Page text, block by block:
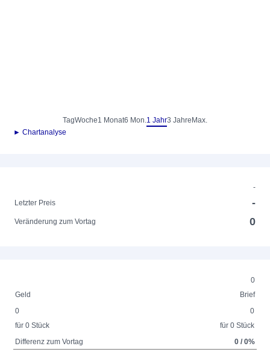
TagWoche1 Monat6 Mon.1 Jahr3 Jahre Max.
► Chartanalyse
-
Letzter Preis
-
Veränderung zum Vortag 0
0
Geld
Brief
0
für 0 Stück
0
für 0 Stück
Differenz zum Vortag
0 / 0%